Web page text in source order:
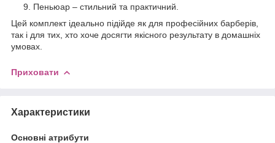
Пеньюар – стильний та практичний.
Цей комплект ідеально підійде як для професійних барберів,
так і для тих, хто хоче досягти якісного результату в домашніх
умовах.
Приховати
Характеристики
Основні атрибути